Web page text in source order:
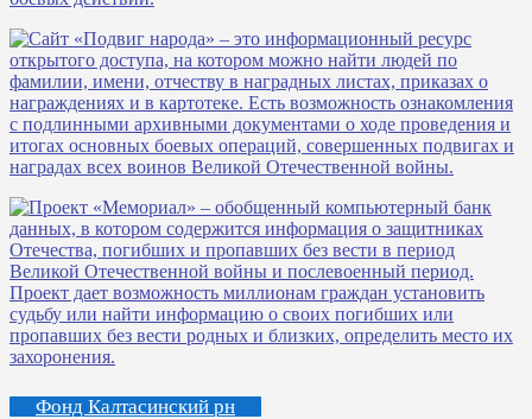
Фонд Калтасинский рн